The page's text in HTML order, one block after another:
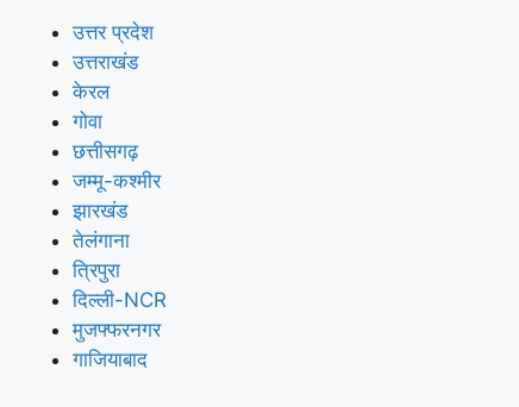
उत्तर प्रदेश
उत्तराखंड
केरल
गोवा
छत्तीसगढ़
जम्मू-कश्मीर
झारखंड
तेलंगाना
त्रिपुरा
दिल्ली-NCR
मुजफ्फरनगर
गाजियाबाद